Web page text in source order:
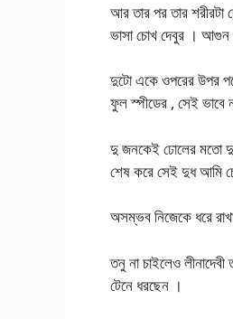
আর তার পর তার
ভাসা চোখ দেবুর । আগুন
দুটো একে ওপরের উপর
ফুল স্পীডের , সেই ভাবে
দু জনকেই ঢোলের মতো দু
শেষ করে সেই দুধ আমি
অসম্ভব নিজেকে ধরে
তনু না চাইলেও
টেনে ধরছেন ।